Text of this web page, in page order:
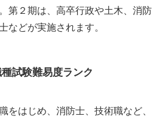
第２期は、高卒行政や土木、消防
などが実施されます。
試験難易度ランク
をはじめ、消防士、技術職など、